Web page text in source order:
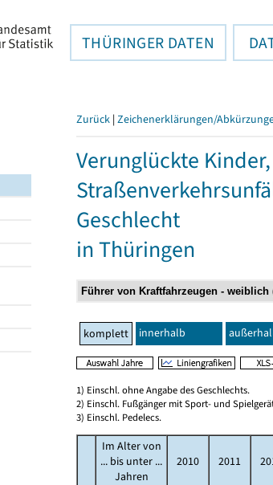
THÜRINGER DATEN
Zurück | Zeichenerklärungen/
Verunglückte
Geschlecht
in Thüringen
komplett innerhalb
1) Einschl. ohne Angabe des Geschlechts.
2) Einschl. Fußgänger mit Sport- und
3) Einschl. Pedelecs.
Im Alter von
... bis unter ...
Jahren
2010 2011